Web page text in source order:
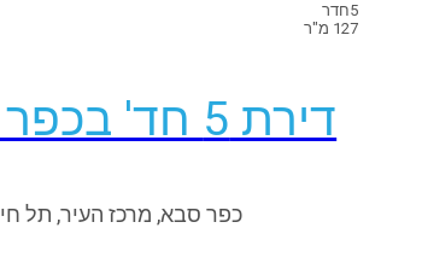
5חדר
127 מ"ר
דירת 5 חד' בכפר סבא
כפר סבא, מרכז העיר, תל חי